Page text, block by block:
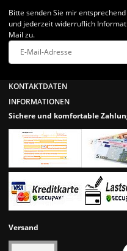
KONTAKTDATEN
INFORMATIONEN
Sichere und komfortable
Versand
Bitte senden Sie mir
und jederzeit widerruflich
Mail zu.